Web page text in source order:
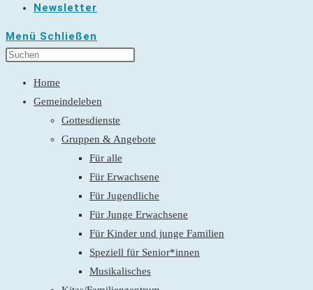
Newsletter
Menü Schließen
Home
Gemeindeleben
Gottesdienste
Gruppen & Angebote
Für alle
Für Erwachsene
Für Jugendliche
Für Junge Erwachsene
Für Kinder und junge Familien
Speziell für Senior*innen
Musikalisches